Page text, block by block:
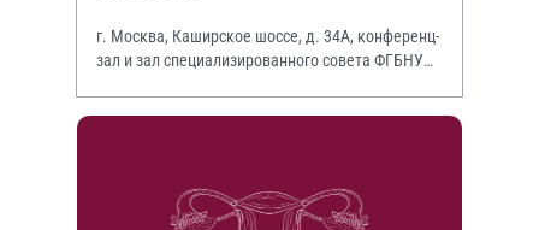
г. Москва, Каширское шоссе, д. 34А, конференц-
зал и зал специализированного совета ФГБНУ